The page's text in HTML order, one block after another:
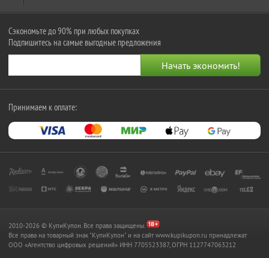
Сэкономьте до 90% при любых покупках
Подпишитесь на самые выгодные предложения
Принимаем к оплате:
2010-2026 © КупиКупон. Все права защищены.
Все права на товарный знак "КупиКупон" и на сайт www.kupikupon.ru принадлежат
OOO «Агентство цифровых решений» ИНН 7705523387, ОГРН 1127747063212